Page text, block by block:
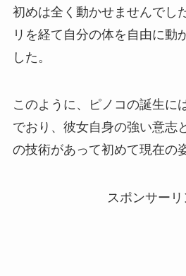
初めは全く動かせませんでし
リを経て自分の体を自由に動
した。
このように、ピノコの誕生に
でおり、彼女自身の強い意志
の技術があって初めて現在の
スポンサーリ